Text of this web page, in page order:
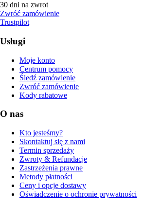
30 dni na zwrot
Zwróć zamówienie
Trustpilot
Usługi
Moje konto
Centrum pomocy
Śledź zamówienie
Zwróć zamówienie
Kody rabatowe
O nas
Kto jesteśmy?
Skontaktuj się z nami
Termin sprzedaży
Zwroty & Refundacje
Zastrzeżenia prawne
Metody płatności
Ceny i opcje dostawy
Oświadczenie o ochronie prywatności